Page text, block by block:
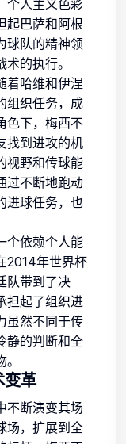
个人主义色彩
起巴萨和阿根
球队的精神领
的执行。
着哈维和伊涅
组织任务，成
色下，梅西不
找到进攻的机
视野和传球能
过不断地跑动
进球任务，也
个依赖个人能
2014年世界杯
队带到了决
担起了组织进
虽然不同于传
静的判断和全
革
不断演变其场
场，扩展到全